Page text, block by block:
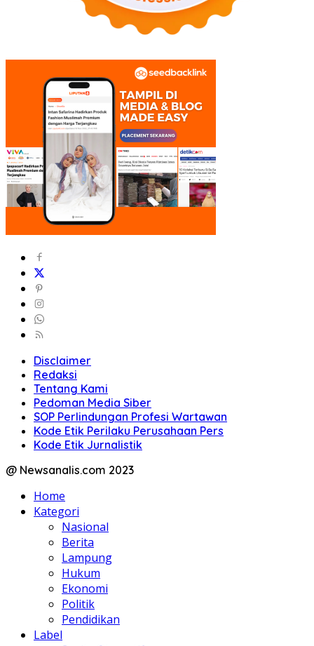
Disclaimer
Redaksi
Tentang Kami
Pedoman Media Siber
SOP Perlindungan Profesi Wartawan
Kode Etik Perilaku Perusahaan Pers
Kode Etik Jurnalistik
@ Newsanalis.com 2023
Home
Kategori
Nasional
Berita
Lampung
Hukum
Ekonomi
Politik
Pendidikan
Label